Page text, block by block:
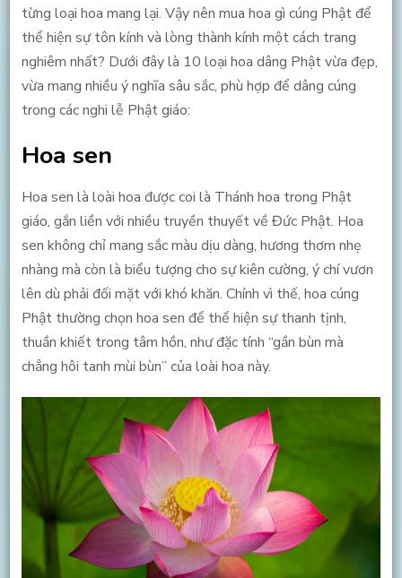
từng loại hoa mang lại. Vậy nên mua hoa gì cúng Phật để
thể hiện sự tôn kính và lòng thành kính một cách trang
nghiêm nhất? Dưới đây là 10 loại hoa dâng Phật vừa đẹp,
vừa mang nhiều ý nghĩa sâu sắc, phù hợp để dâng cúng
trong các nghi lễ Phật giáo:
Hoa sen
Hoa sen là loài hoa được coi là Thánh hoa trong Phật
giáo, gắn liền với nhiều truyền thuyết về Đức Phật. Hoa
sen không chỉ mang sắc màu dịu dàng, hương thơm nhẹ
nhàng mà còn là biểu tượng cho sự kiên cường, ý chí vươn
lên dù phải đối mặt với khó khăn. Chính vì thế, hoa cúng
Phật thường chọn hoa sen để thể hiện sự thanh tịnh,
thuần khiết trong tâm hồn, như đặc tính “gần bùn mà
chẳng hôi tanh mùi bùn” của loài hoa này.